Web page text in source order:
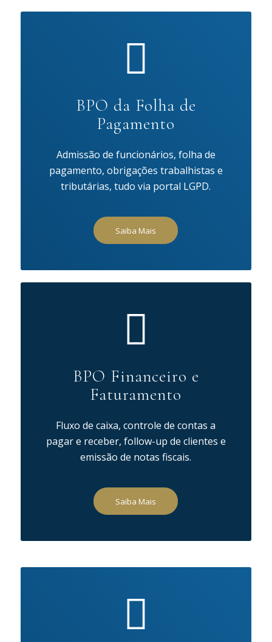
BPO da Folha de
Pagamento
Admissão de funcionários, folha de
pagamento, obrigações trabalhistas e
tributárias, tudo via portal LGPD.
Saiba Mais
BPO Financeiro e
Faturamento
Fluxo de caixa, controle de contas a
pagar e receber, follow-up de clientes e
emissão de notas fiscais.
Saiba Mais